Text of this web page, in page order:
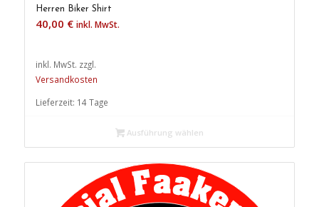
Herren Biker Shirt
40,00 € inkl. MwSt.
inkl. MwSt. zzgl.
Versandkosten
Lieferzeit: 14 Tage
Ausführung wählen